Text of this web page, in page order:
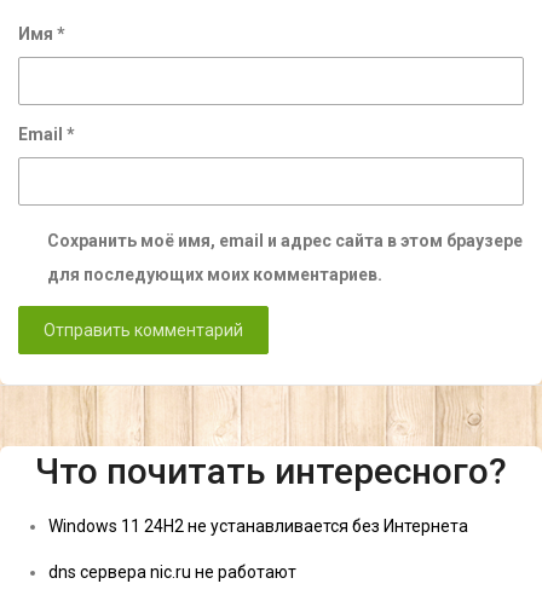
Имя *
Email *
Сохранить моё имя, email и адрес сайта в этом браузере
для последующих моих комментариев.
Что почитать интересного?
Windows 11 24H2 не устанавливается без Интернета
dns сервера nic.ru не работают